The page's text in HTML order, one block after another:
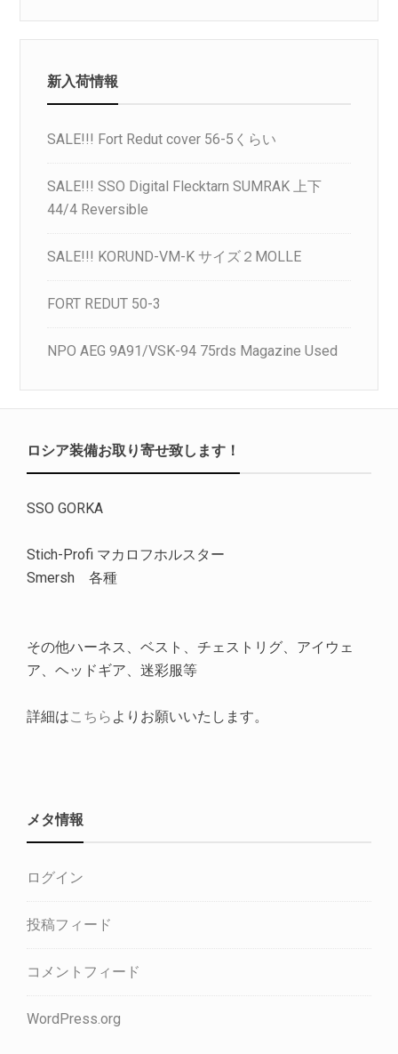
新入荷情報
SALE!!! Fort Redut cover 56-5くらい
SALE!!! SSO Digital Flecktarn SUMRAK 上下
44/4 Reversible
SALE!!! KORUND-VM-K サイズ２MOLLE
FORT REDUT 50-3
NPO AEG 9A91/VSK-94 75rds Magazine Used
ロシア装備お取り寄せ致します！
SSO GORKA
Stich-Profi マカロフホルスター
Smersh 各種
その他ハーネス、ベスト、チェストリグ、アイウェ
ア、ヘッドギア、迷彩服等
詳細はこちら よりお願いいたします。
メタ情報
ログイン
投稿フィード
コメントフィード
WordPress.org